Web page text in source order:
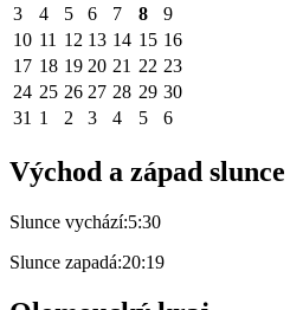
3
4 5 6 7 8
9
10 11 12 13 14 15 16
17 18 19 20 21 22 23
24 25 26 27 28 29 30
31 1 2 3 4 5 6
Východ a západ slunce
Slunce vychází:5:30
Slunce zapadá:20:19